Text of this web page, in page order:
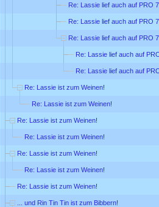
Re: Lassie lief auch auf PRO 7
Re: Lassie lief auch auf PRO 7
Re: Lassie lief auch auf PRO 7
Re: Lassie lief auch auf
Re: Lassie lief auch auf
Re: Lassie ist zum Weinen!
Re: Lassie ist zum Weinen!
Re: Lassie ist zum Weinen!
Re: Lassie ist zum Weinen!
Re: Lassie ist zum Weinen!
Re: Lassie ist zum Weinen!
Re: Lassie ist zum Weinen!
... und Rin Tin Tin ist zum Bibbern!